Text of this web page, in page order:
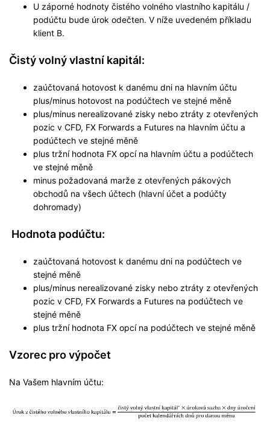
U záporné hodnoty čistého volného vlastního kapitálu /
podúčtu bude úrok odečten. V níže uvedeném příkladu
klient B.
Čistý volný vlastní kapitál:
zaúčtovaná hotovost k danému dni na hlavním účtu
plus/minus hotovost na podúčtech ve stejné měně
plus/minus nerealizované zisky nebo ztráty z otevřených
pozic v CFD, FX Forwards a Futures na hlavním účtu a
podúčtech ve stejné měně
plus tržní hodnota FX opcí na hlavním účtu a podúčtech
ve stejné měně
minus požadovaná marže z otevřených pákových
obchodů na všech účtech (hlavní účet a podúčty
dohromady)
Hodnota podúčtu:
zaúčtovaná hotovost k danému dni na podúčtech ve
stejné měně
plus/minus nerealizované zisky nebo ztráty z otevřených
pozic v CFD, FX Forwards a Futures na podúčtech ve
stejné měně
plus tržní hodnota FX opcí na podúčtech ve stejné měně
Vzorec pro výpočet
Na Vašem hlavním účtu: